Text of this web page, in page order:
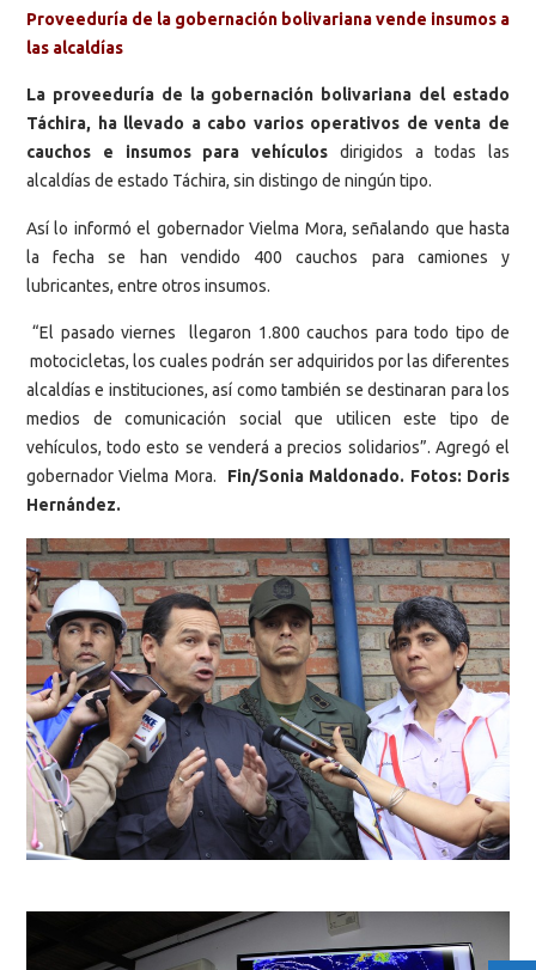
Proveeduría de la gobernación bolivariana vende insumos a
las alcaldías
La proveeduría de la gobernación bolivariana del estado
Táchira, ha llevado a cabo varios operativos de venta de
cauchos e insumos para vehículos dirigidos a todas las
alcaldías de estado Táchira, sin distingo de ningún tipo.
Así lo informó el gobernador Vielma Mora, señalando que hasta
la fecha se han vendido 400 cauchos para camiones y
lubricantes, entre otros insumos.
“El pasado viernes llegaron 1.800 cauchos para todo tipo de
motocicletas, los cuales podrán ser adquiridos por las diferentes
alcaldías e instituciones, así como también se destinaran para los
medios de comunicación social que utilicen este tipo de
vehículos, todo esto se venderá a precios solidarios”. Agregó el
gobernador Vielma Mora. Fin/Sonia Maldonado. Fotos: Doris
Hernández.